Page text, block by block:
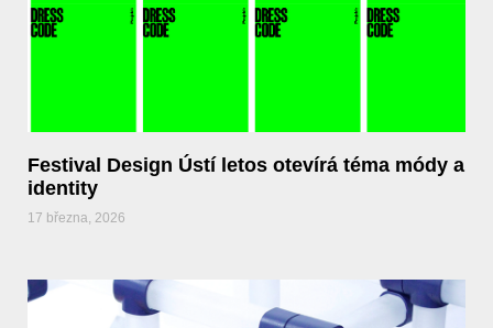
Festival Design Ústí letos otevírá téma módy a
identity
17 března, 2026